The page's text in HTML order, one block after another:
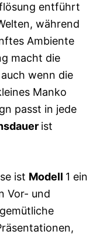
entführt
während
Ambiente
macht die
wenn die
Manko
passt in jede
ist
ist Modell 1 ein
Vor- und